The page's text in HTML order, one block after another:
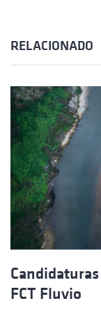
RELACIONADO
FCT Fluvio